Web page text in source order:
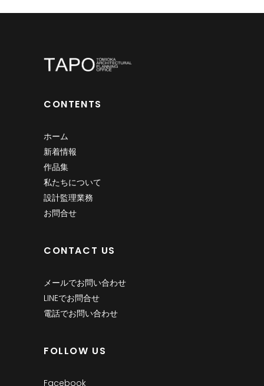
CONTENTS
ホーム
新着情報
作品集
私たちについて
設計監理業務
お問合せ
CONTACT US
メールでお問い合わせ
LINEでお問合せ
電話でお問い合わせ
FOLLOW US
Facebook